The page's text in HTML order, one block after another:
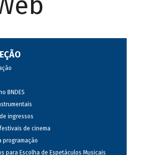
BNDES
ingressos
de cinema
programação
para Escolha de Espetáculos Musicais